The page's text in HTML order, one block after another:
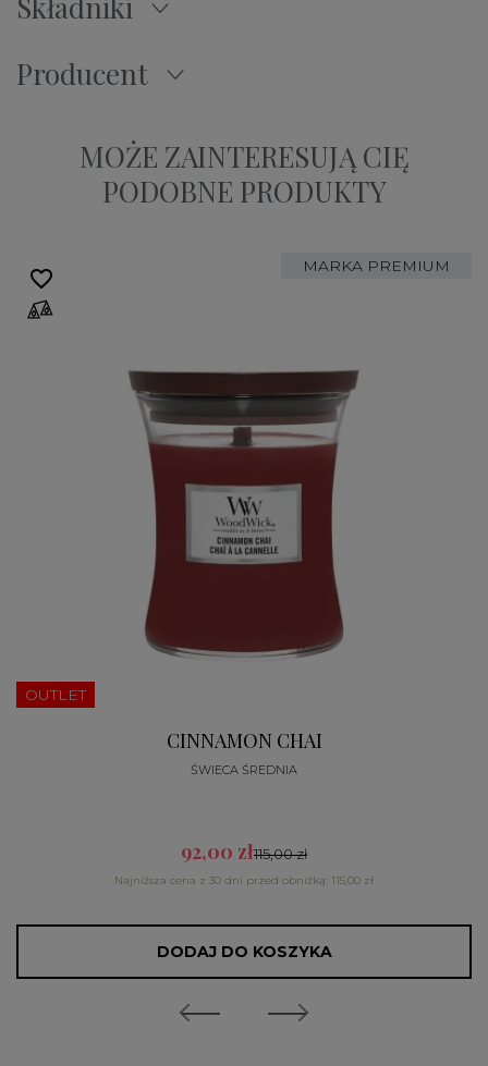
Producent
MOŻE ZAINTERESUJĄ CIĘ
PODOBNE PRODUKTY
MARKA PREMIUM
OUTLET
CINNAMON CHAI
ŚWIECA ŚREDNIA
92,00 zł115,00 zł
Najniższa cena z 30 dni przed obniżką: 115,00 zł
DODAJ DO KOSZYKA
favorite_border